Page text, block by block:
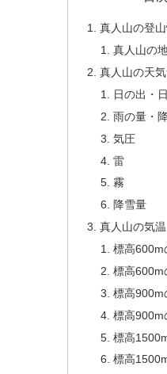
真人山の登
真人山の
真人山の天
日の出・
雨の量・
気圧
雷
霧
降雪量
真人山の気
標高600m
標高600m
標高900m
標高900m
標高
標高